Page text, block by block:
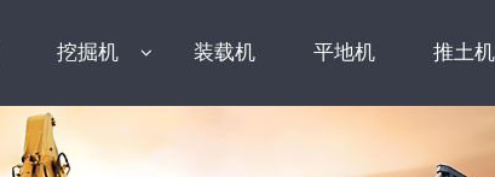
挖掘机 装载机 平地机 推土机